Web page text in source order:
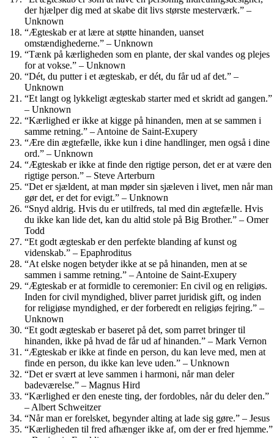
der hjælper dig med at skabe dit livs største mesterværk.” –
Unknown
“Ægteskab er at lære at støtte hinanden, uanset
omstændighederne.” – Unknown
“Tænk på kærligheden som en plante, der skal vandes og plejes
for at vokse.” – Unknown
“Dét, du putter i et ægteskab, er dét, du får ud af det.” –
Unknown
“Et langt og lykkeligt ægteskab starter med et skridt ad gangen.”
– Unknown
“Kærlighed er ikke at kigge på hinanden, men at se sammen i
samme retning.” – Antoine de Saint-Exupery
“Ære din ægtefælle, ikke kun i dine handlinger, men også i dine
ord.” – Unknown
“Ægteskab er ikke at finde den rigtige person, det er at være den
rigtige person.” – Steve Arterburn
“Det er sjældent, at man møder sin sjæleven i livet, men når man
gør det, er det for evigt.” – Unknown
“Snyd aldrig. Hvis du er utilfreds, tal med din ægtefælle. Hvis
du ikke kan lide det, kan du altid stole på Big Brother.” – Omer
Todd
“Et godt ægteskab er den perfekte blanding af kunst og
videnskab.” – Epaphroditus
“At elske nogen betyder ikke at se på hinanden, men at se
sammen i samme retning.” – Antoine de Saint-Exupery
“Ægteskab er at formidle to ceremonier: En civil og en religiøs.
Inden for civil myndighed, bliver parret juridisk gift, og inden
for religiøse myndighed, er der forberedt en religiøs fejring.” –
Unknown
“Et godt ægteskab er baseret på det, som parret bringer til
hinanden, ikke på hvad de får ud af hinanden.” – Mark Vernon
“Ægteskab er ikke at finde en person, du kan leve med, men at
finde en person, du ikke kan leve uden.” – Unknown
“Det er svært at leve sammen i harmoni, når man deler
badeværelse.” – Magnus Hird
“Kærlighed er den eneste ting, der fordobles, når du deler den.”
– Albert Schweitzer
“Når man er forelsket, begynder alting at lade sig gøre.” – Jesus
“Kærligheden til fred afhænger ikke af, om der er fred hjemme.”